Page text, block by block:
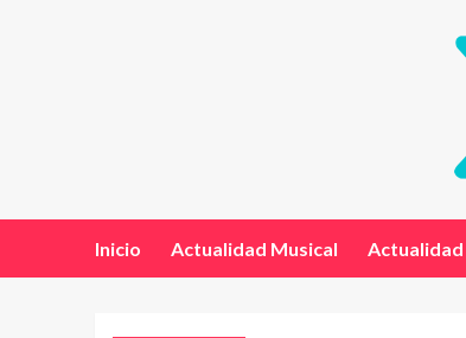
Inicio Actualidad Musical Actualidad